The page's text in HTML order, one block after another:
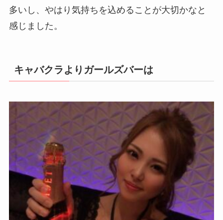
多いし、やはり気持ちを込めることが大切かなと
感じました。
キャバクラよりガールズバーは